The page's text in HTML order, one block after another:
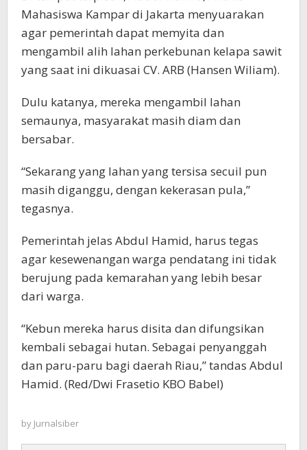
Mahasiswa Kampar di Jakarta menyuarakan
agar pemerintah dapat memyita dan
mengambil alih lahan perkebunan kelapa sawit
yang saat ini dikuasai CV. ARB (Hansen Wiliam).
Dulu katanya, mereka mengambil lahan
semaunya, masyarakat masih diam dan
bersabar.
“Sekarang yang lahan yang tersisa secuil pun
masih diganggu, dengan kekerasan pula,”
tegasnya.
Pemerintah jelas Abdul Hamid, harus tegas
agar kesewenangan warga pendatang ini tidak
berujung pada kemarahan yang lebih besar
dari warga.
“Kebun mereka harus disita dan difungsikan
kembali sebagai hutan. Sebagai penyanggah
dan paru-paru bagi daerah Riau,” tandas Abdul
Hamid. (Red/Dwi Frasetio KBO Babel)
by Jurnalsiber